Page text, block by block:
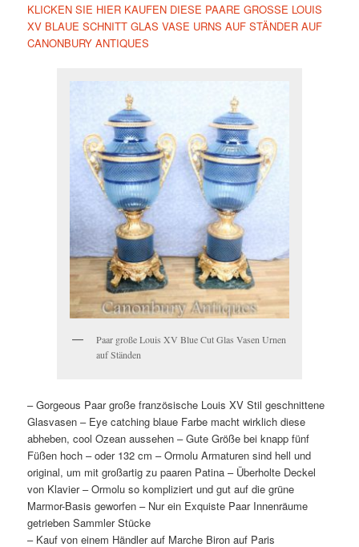
KLICKEN SIE HIER KAUFEN DIESE PAARE GROSSE LOUIS
XV BLAUE SCHNITT GLAS VASE URNS AUF STÄNDER AUF
CANONBURY ANTIQUES
Paar große Louis XV Blue Cut Glas Vasen Urnen
auf Ständen
– Gorgeous Paar große französische Louis XV Stil geschnittene
Glasvasen – Eye catching blaue Farbe macht wirklich diese
abheben, cool Ozean aussehen – Gute Größe bei knapp fünf
Füßen hoch – oder 132 cm – Ormolu Armaturen sind hell und
original, um mit großartig zu paaren Patina – Überholte Deckel
von Klavier – Ormolu so kompliziert und gut auf die grüne
Marmor-Basis geworfen – Nur ein Exquiste Paar Innenräume
getrieben Sammler Stücke
– Kauf von einem Händler auf Marche Biron auf Paris